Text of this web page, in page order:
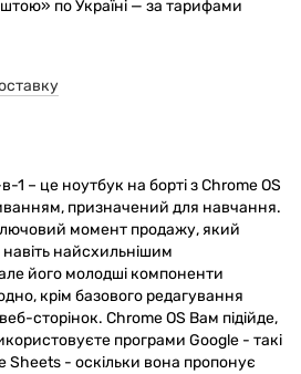
по Україні — за тарифами
1 – це ноутбук на борті з Chrome OS
призначений для навчання.
момент продажу, який
навіть найсхильнішим
його молодші компоненти
крім базового редагування
сторінок. Chrome OS Вам підійде,
програми Google - такі
Sheets - оскільки вона пропонує